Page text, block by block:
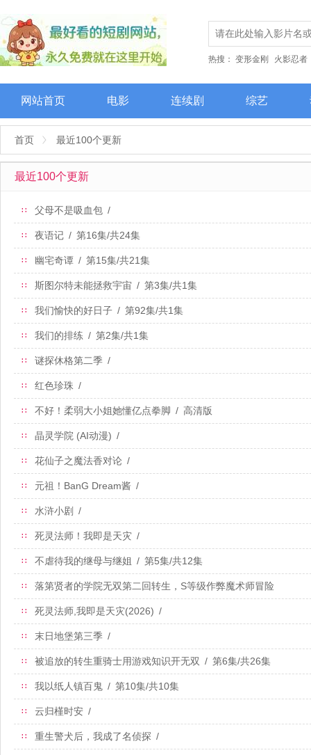
热搜： 变形金刚 火影忍者
网站首页 电影 连续剧 综艺
首页 最近100个更新
最近100个更新
∷ 父母不是吸血包 /
∷ 夜语记 / 第16集/共24集
∷ 幽宅奇谭 / 第15集/共21集
∷ 斯图尔特未能拯救宇宙 / 第3集/共1集
∷ 我们愉快的好日子 / 第92集/共1集
∷ 我们的排练 / 第2集/共1集
∷ 谜探休格第二季 /
∷ 红色珍珠 /
∷ 不好！柔弱大小姐她懂亿点拳脚 / 高清版
∷ 晶灵学院 (AI动漫) /
∷ 花仙子之魔法香对论 /
∷ 元祖！BanG Dream酱 /
∷ 水浒小剧 /
∷ 死灵法师！我即是天灾 /
∷ 不虐待我的继母与继姐 / 第5集/共12集
∷ 落第贤者的学院无双第二回转生，S等级作弊魔术师冒险
记 / 高清版
∷ 死灵法师,我即是天灾(2026) /
∷ 末日地堡第三季 /
∷ 被追放的转生重骑士用游戏知识开无双 / 第6集/共26集
∷ 我以纸人镇百鬼 / 第10集/共10集
∷ 云归槿时安 /
∷ 重生警犬后，我成了名侦探 /